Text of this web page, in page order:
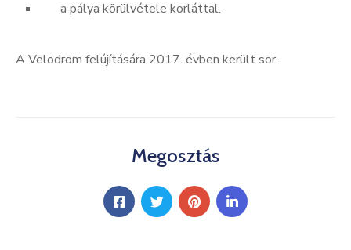
a pálya körülvétele korláttal.
A Velodrom felújítására 2017. évben került sor.
Megosztás